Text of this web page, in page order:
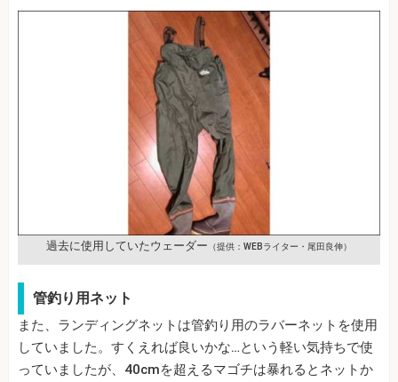
過去に使用していたウェーダー （提供：WEBライター・尾田良伸）
管釣り用ネット
また、ランディングネットは管釣り用のラバーネットを使用
していました。すくえれば良いかな…という軽い気持ちで使
っていましたが、40cmを超えるマゴチは暴れるとネットか